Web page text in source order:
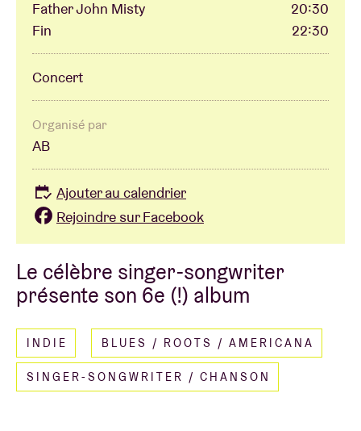
Le célèbre singer-songwriter
présente son 6e (!) album
INDIE BLUES / ROOTS / AMERICANA
SINGER-SONGWRITER / CHANSON
Father John Misty
20:30
Fin
22:30
Concert
Organisé par
AB
Ajouter au calendrier
Rejoindre sur Facebook